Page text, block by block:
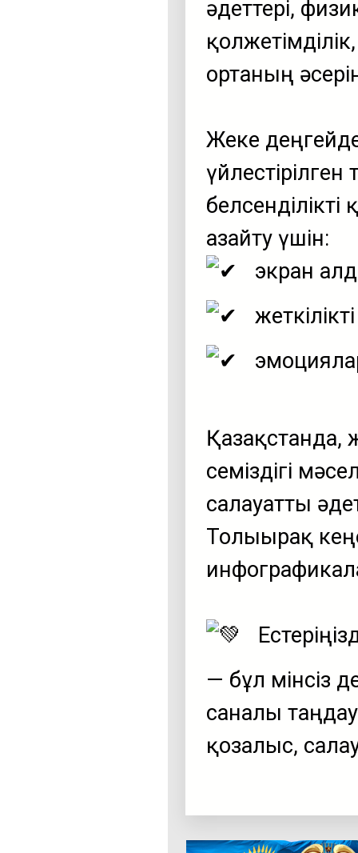
әдеттері,
ортаның
Жеке
азайту үшін:
экран
Қазақстанда,
семіздігі
салауатты
Толығырақ
— бұл мінсіз
саналы
қозғалыс,